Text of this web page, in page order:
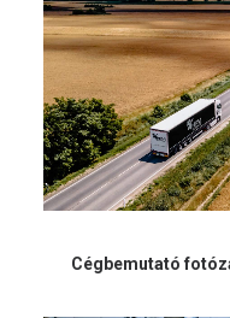
Cégbemutató